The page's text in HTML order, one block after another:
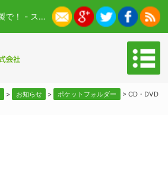
CD・DVDのケースを紙製で！ - スキット株式会社 (SKiT Inc.)
> お知らせ > ポケットフォルダー > CD・DVD